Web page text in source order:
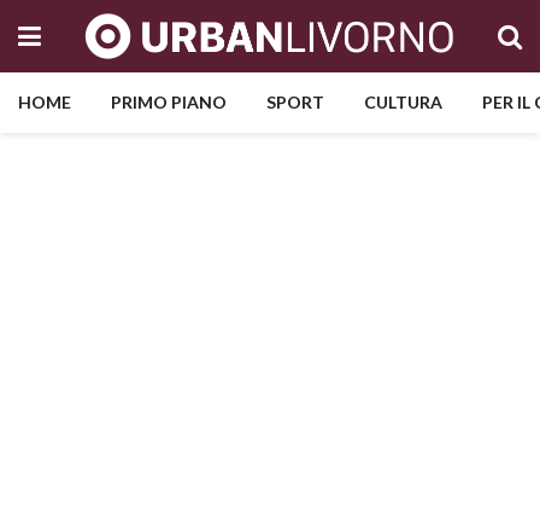
HOME PRIMO PIANO SPORT CULTURA PER